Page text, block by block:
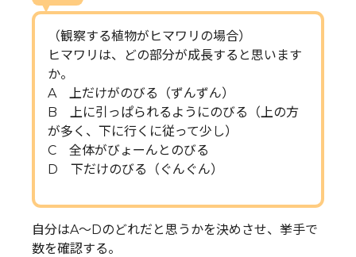
（観察する植物がヒマワリの場合）
ヒマワリは、どの部分が成長すると思います
か。
A 上だけがのびる（ずんずん）
B 上に引っぱられるようにのびる（上の方
が多く、下に行くに従って少し）
C 全体がびょーんとのびる
D 下だけのびる（ぐんぐん）
自分はA～Dのどれだと思うかを決めさせ、挙手で
数を確認する。